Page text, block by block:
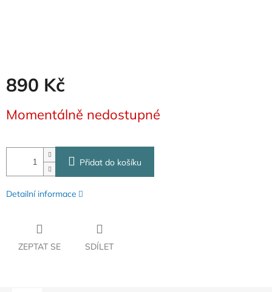
890 Kč
cena:
Momentálně nedostupné
Přidat do košíku
Detailní informace
ZEPTAT SE SDÍLET